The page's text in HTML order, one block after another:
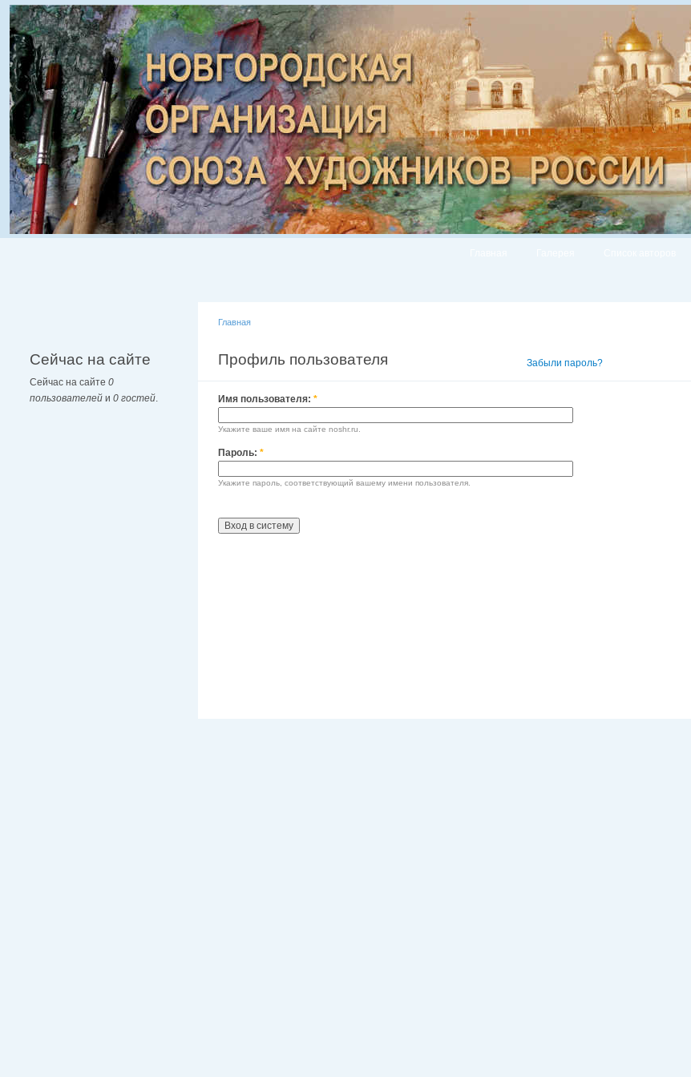
Сейчас на сайте
Сейчас на сайте 0
пользователей и 0 гостей.
Главная
Профиль пользователя Забыли пароль?
Имя пользователя: *
Укажите ваше имя на сайте noshr.ru.
Пароль: *
Укажите пароль, соответствующий вашему имени пользователя.